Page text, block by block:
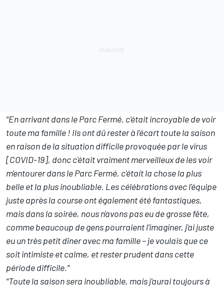
"En arrivant dans le Parc Fermé, c'était incroyable de voir
toute ma famille ! Ils ont dû rester à l'écart toute la saison
en raison de la situation difficile provoquée par le virus
[COVID-19], donc c'était vraiment merveilleux de les voir
m'entourer dans le Parc Fermé, c'était la chose la plus
belle et la plus inoubliable. Les célébrations avec l'équipe
juste après la course ont également été fantastiques,
mais dans la soirée, nous n'avons pas eu de grosse fête,
comme beaucoup de gens pourraient l'imaginer, j'ai juste
eu un très petit dîner avec ma famille – je voulais que ce
soit intimiste et calme, et rester prudent dans cette
période difficile."
"Toute la saison sera inoubliable, mais j'aurai toujours à